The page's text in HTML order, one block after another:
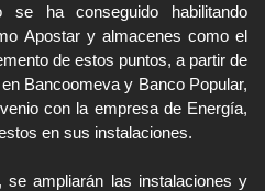
ha conseguido habilitando
Apostar y almacenes como el
de estos puntos, a partir de
Bancoomeva y Banco Popular,
con la empresa de Energía,
en sus instalaciones.
se ampliarán las instalaciones y